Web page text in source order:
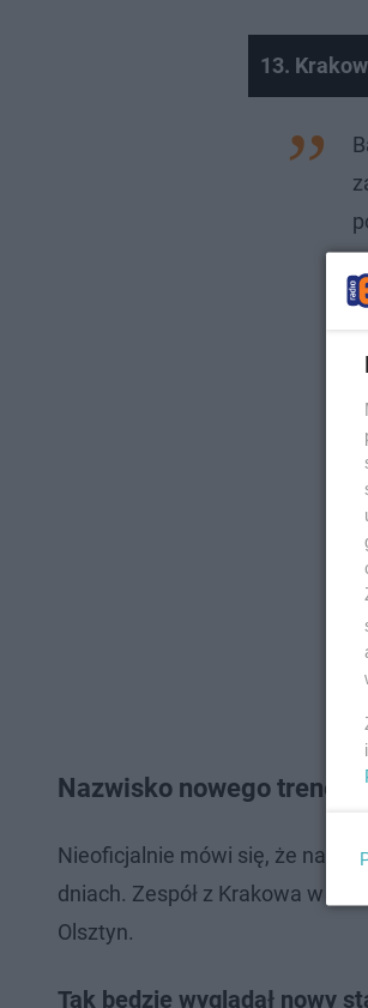
13.
Nazwisko nowego trenera
Nieoficjalnie mówi się, że
dniach. Zespół z Krakowa w
Olsztyn.
Tak będzie wyglądał nowy